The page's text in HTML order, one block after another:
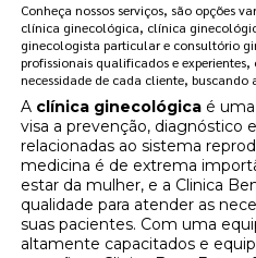
Conheça nossos serviços, são opções
clínica ginecológica, clínica
ginecologista particular e consultório
profissionais qualificados e
necessidade de cada cliente, buscando
A clínica ginecológica é
visa a prevenção, diagnóstico
relacionadas ao sistema
medicina é de extrema
estar da mulher, e a Clinica
qualidade para atender as
suas pacientes. Com uma
altamente capacitados e